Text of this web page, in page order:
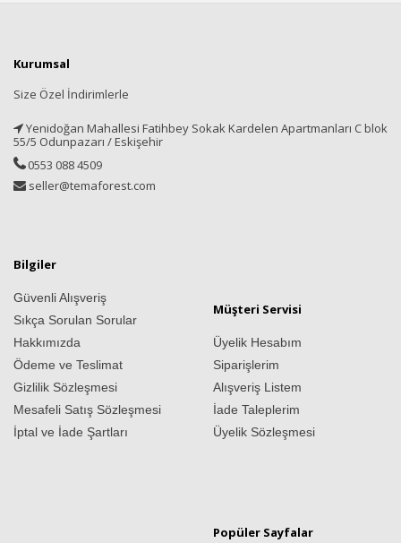
Kurumsal
Size Özel İndirimlerle
Yenidoğan Mahallesi Fatihbey Sokak Kardelen Apartmanları C blok
55/5 Odunpazarı / Eskişehir
0553 088 4509
seller@temaforest.com
Bilgiler
Güvenli Alışveriş
Sıkça Sorulan Sorular
Hakkımızda
Ödeme ve Teslimat
Gizlilik Sözleşmesi
Mesafeli Satış Sözleşmesi
İptal ve İade Şartları
Müşteri Servisi
Üyelik Hesabım
Siparişlerim
Alışveriş Listem
İade Taleplerim
Üyelik Sözleşmesi
Popüler Sayfalar